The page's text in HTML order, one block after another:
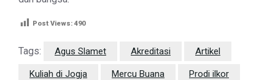
Post Views: 490
Tags: Agus Slamet Akreditasi Artikel
Kuliah di Jogja Mercu Buana Prodi ilkor